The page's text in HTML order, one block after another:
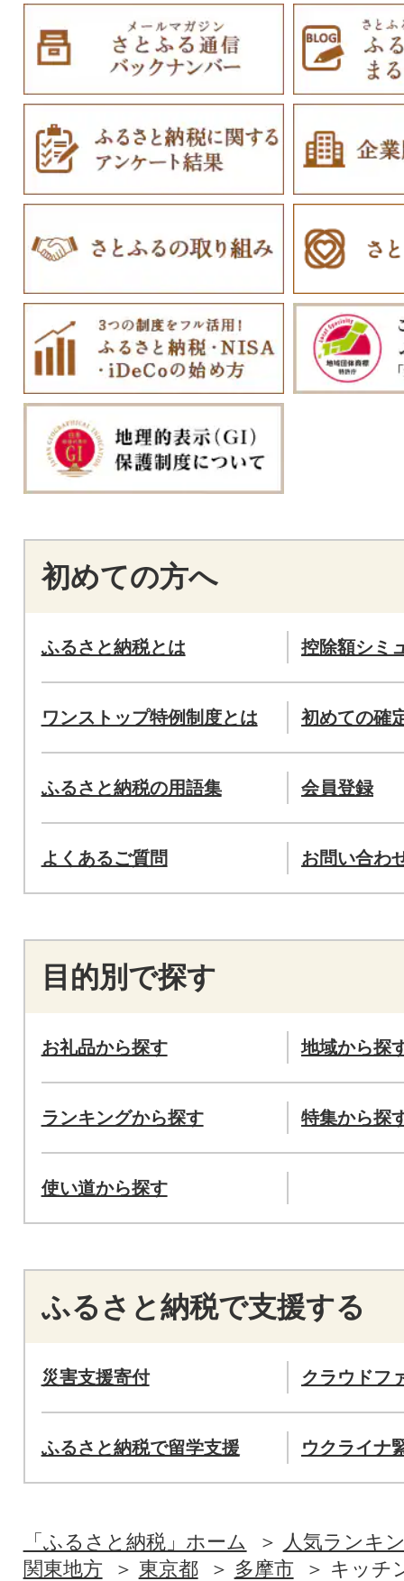
初めての方へ
ふるさと納税とは 控除額シミ
ワンストップ特例制度とは 初めての確
ふるさと納税の用語集 会員登録
よくあるご質問 お問い合わ
目的別で探す
お礼品から探す 地域から探
ランキングから探す 特集から探
使い道から探す
ふるさと納税で支援する
災害支援寄付 クラウドフ
ふるさと納税で留学支援 ウクライナ
「ふるさと納税」ホーム
人気ランキ
関東地方
東京都 多摩市 キッチ